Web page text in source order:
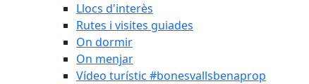
Llocs d'interès
Rutes i visites guiades
On dormir
On menjar
Vídeo turístic #bonesvallsbenaprop